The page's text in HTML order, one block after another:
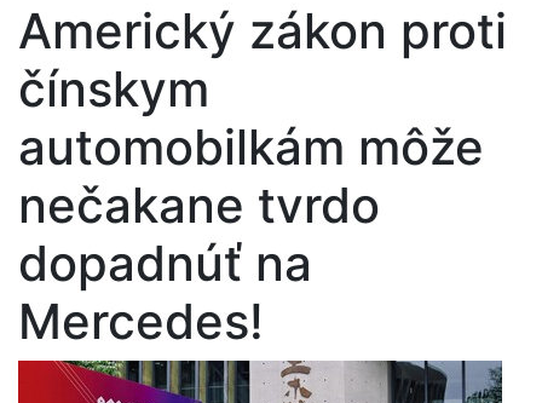
Americký zákon proti
čínskym
automobilkám môže
nečakane tvrdo
dopadnúť na
Mercedes!